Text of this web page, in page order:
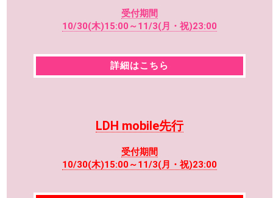
受付期間
10/30(木)15:00～11/3(月・祝)23:00
詳細はこちら
LDH mobile先行
受付期間
10/30(木)15:00～11/3(月・祝)23:00